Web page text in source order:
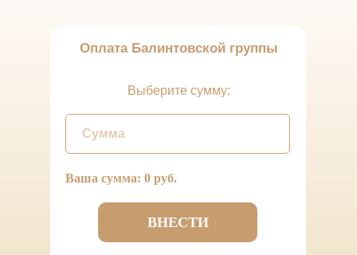
Ваша сумма: 0 руб.
ВНЕСТИ
Оплата Балинтовской группы
Выберите сумму: